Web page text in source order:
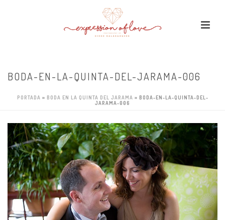
BODA-EN-LA-QUINTA-DEL-JARAMA-006
PORTADA » BODA EN LA QUINTA DEL JARAMA » BODA-EN-LA-QUINTA-DEL-
JARAMA-006